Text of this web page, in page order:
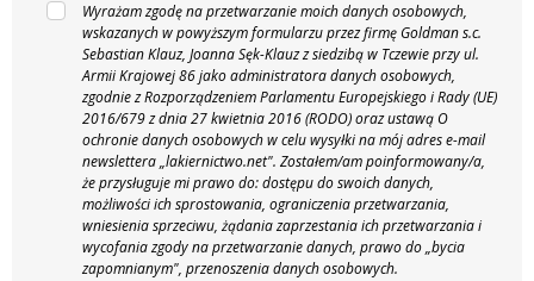
Wyrażam zgodę na przetwarzanie moich danych osobowych,
wskazanych w powyższym formularzu przez firmę Goldman s.c.
Sebastian Klauz, Joanna Sęk-Klauz z siedzibą w Tczewie przy ul.
Armii Krajowej 86 jako administratora danych osobowych,
zgodnie z Rozporządzeniem Parlamentu Europejskiego i Rady (UE)
2016/679 z dnia 27 kwietnia 2016 (RODO) oraz ustawą O
ochronie danych osobowych w celu wysyłki na mój adres e-mail
newslettera „lakiernictwo.net". Zostałem/am poinformowany/a,
że przysługuje mi prawo do: dostępu do swoich danych,
możliwości ich sprostowania, ograniczenia przetwarzania,
wniesienia sprzeciwu, żądania zaprzestania ich przetwarzania i
wycofania zgody na przetwarzanie danych, prawo do „bycia
zapomnianym", przenoszenia danych osobowych.